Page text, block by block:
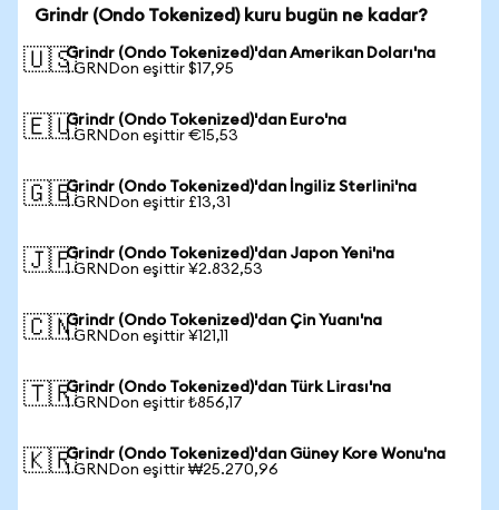
Grindr (Ondo Tokenized) kuru bugün ne kadar?
🇺🇸Grindr (Ondo Tokenized)'dan Amerikan Doları'na
1 GRNDon eşittir $17,95
🇪🇺Grindr (Ondo Tokenized)'dan Euro'na
1 GRNDon eşittir €15,53
🇬🇧Grindr (Ondo Tokenized)'dan İngiliz Sterlini'na
1 GRNDon eşittir £13,31
🇯🇵Grindr (Ondo Tokenized)'dan Japon Yeni'na
1 GRNDon eşittir ¥2.832,53
🇨🇳Grindr (Ondo Tokenized)'dan Çin Yuanı'na
1 GRNDon eşittir ¥121,11
🇹🇷Grindr (Ondo Tokenized)'dan Türk Lirası'na
1 GRNDon eşittir ₺856,17
🇰🇷Grindr (Ondo Tokenized)'dan Güney Kore Wonu'na
1 GRNDon eşittir ₩25.270,96